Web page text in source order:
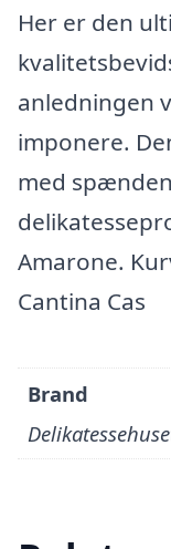
Her er den
anledningen
imponere.
med
Amarone.
Cantina Cas
Brand